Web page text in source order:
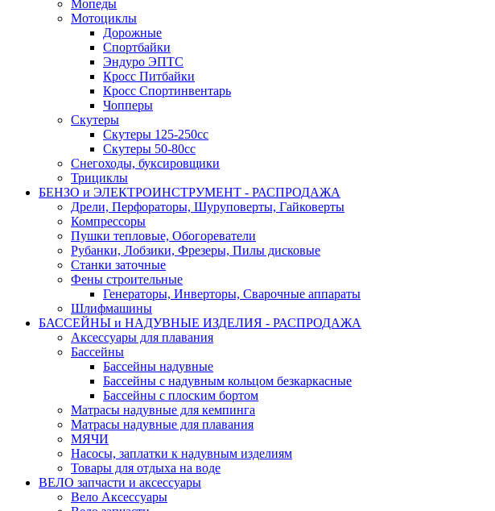
Мопеды
Мотоциклы
Дорожные
Спортбайки
Эндуро ЭПТС
Кросс Питбайки
Кросс Спортинвентарь
Чопперы
Скутеры
Скутеры 125-250сс
Скутеры 50-80сс
Снегоходы, буксировщики
Трициклы
БЕНЗО и ЭЛЕКТРОИНСТРУМЕНТ - РАСПРОДАЖА
Дрели, Перфораторы, Шуруповерты, Гайковерты
Компрессоры
Пушки тепловые, Обогореватели
Рубанки, Лобзики, Фрезеры, Пилы дисковые
Станки заточные
Фены строительные
Генераторы, Инверторы, Сварочные аппараты
Шлифмашины
БАССЕЙНЫ и НАДУВНЫЕ ИЗДЕЛИЯ - РАСПРОДАЖА
Аксессуары для плавания
Бассейны
Бассейны надувные
Бассейны с надувным кольцом безкаркасные
Бассейны с плоским бортом
Матрасы надувные для кемпинга
Матрасы надувные для плавания
МЯЧИ
Насосы, заплатки к надувным изделиям
Товары для отдыха на воде
ВЕЛО запчасти и аксессуары
Вело Аксессуары